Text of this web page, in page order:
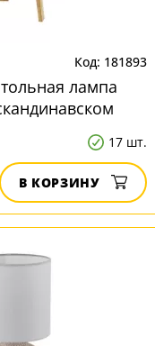
181893
лампа
17 шт.
В КОРЗИНУ